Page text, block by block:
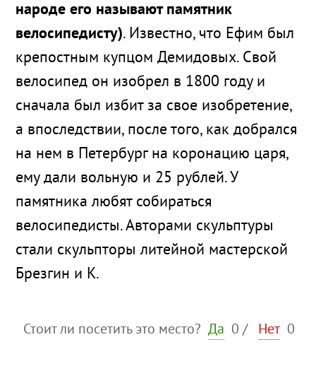
народе его называют памятник
велосипедисту). Известно, что Ефим был
крепостным купцом Демидовых. Свой
велосипед он изобрел в 1800 году и
сначала был избит за свое изобретение,
а впоследствии, после того, как добрался
на нем в Петербург на коронацию царя,
ему дали вольную и 25 рублей. У
памятника любят собираться
велосипедисты. Авторами скульптуры
стали скульпторы литейной мастерской
Брезгин и К.
Стоит ли посетить это место? Да 0 / Нет 0